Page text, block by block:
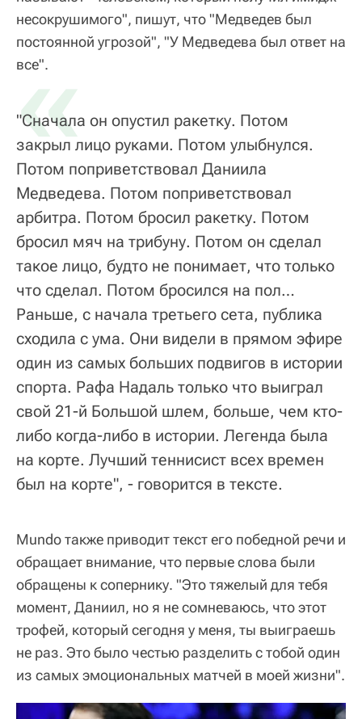
несокрушимого", пишут, что "Медведев был
постоянной угрозой", "У Медведева был ответ на
все".
«
"Сначала он опустил ракетку. Потом
закрыл лицо руками. Потом улыбнулся.
Потом поприветствовал Даниила
Медведева. Потом поприветствовал
арбитра. Потом бросил ракетку. Потом
бросил мяч на трибуну. Потом он сделал
такое лицо, будто не понимает, что только
что сделал. Потом бросился на пол…
Раньше, с начала третьего сета, публика
сходила с ума. Они видели в прямом эфире
один из самых больших подвигов в истории
спорта. Рафа Надаль только что выиграл
свой 21-й Большой шлем, больше, чем кто-
либо когда-либо в истории. Легенда была
на корте. Лучший теннисист всех времен
был на корте", - говорится в тексте.
Mundo также приводит текст его победной речи и
обращает внимание, что первые слова были
обращены к сопернику. "Это тяжелый для тебя
момент, Даниил, но я не сомневаюсь, что этот
трофей, который сегодня у меня, ты выиграешь
не раз. Это было честью разделить с тобой один
из самых эмоциональных матчей в моей жизни".